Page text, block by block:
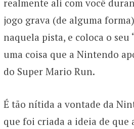
realmente ali com você
jogo grava (de alguma
naquela pista, e coloca o
uma coisa que a Nintendo
do Super Mario Run.
É tão nítida a vontade da
que foi criada a ideia de que